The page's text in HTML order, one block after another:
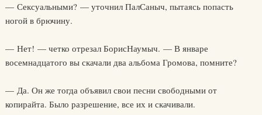
— Сексуальными? — уточнил ПалСаныч, пытаясь попасть
ногой в брючину.
— Нет! — четко отрезал БорисНаумыч. — В январе
восемнадцатого вы скачали два альбома Громова, помните?
— Да. Он же тогда объявил свои песни свободными от
копирайта. Было разрешение, все их и скачивали.